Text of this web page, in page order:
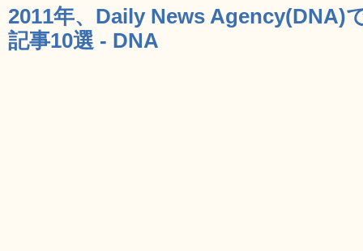
2011年、Daily News Agency(DNA)
記事10選 - DNA